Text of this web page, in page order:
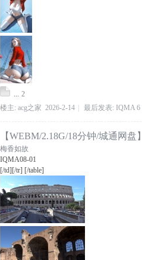
... 2
楼主: acg之家 2026-2-14 最后发表: IQMA 6
【WEBM/2.18G/18分钟/城通网
梅香如故
IQMA08-01
[/td][/tr] [/table]